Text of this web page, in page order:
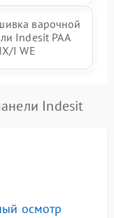
варочной
Indesit PAA
I WE
Indesit
осмотр